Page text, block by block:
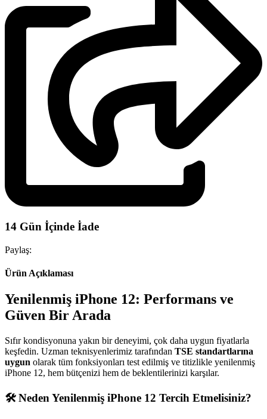
14 Gün İçinde İade
Paylaş:
Ürün Açıklaması
Yenilenmiş iPhone 12: Performans ve
Güven Bir Arada
Sıfır kondisyonuna yakın bir deneyimi, çok daha uygun fiyatlarla
keşfedin. Uzman teknisyenlerimiz tarafından TSE standartlarına
uygun olarak tüm fonksiyonları test edilmiş ve titizlikle yenilenmiş
iPhone 12, hem bütçenizi hem de beklentilerinizi karşılar.
🛠 Neden Yenilenmiş iPhone 12 Tercih Etmelisiniz?